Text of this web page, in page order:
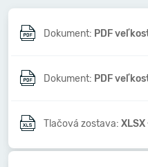
Dokument: PDF
Dokument: PDF
Tlačová zostava: